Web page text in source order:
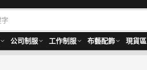
公司制服 工作制服 布藝配飾 現貨區